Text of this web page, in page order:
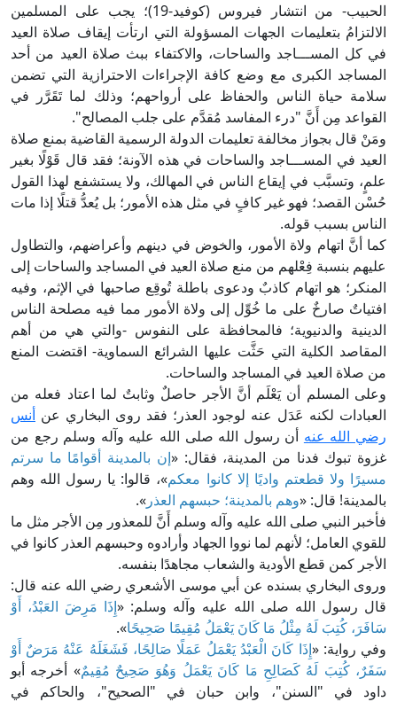
الحبيب- من انتشار فيروس (كوفيد-19)؛ يجب على المسلمين
الالتزامُ بتعليمات الجهات المسؤولة التي ارتأت إيقاف صلاة العيد
في كل المســـاجد والساحات، والاكتفاء ببث صلاة العيد من أحد
المساجد الكبرى مع وضع كافة الإجراءات الاحترازية التي تضمن
سلامة حياة الناس والحفاظ على أرواحهم؛ وذلك لما تَقَرَّر في
القواعد مِن أَنَّ "درء المفاسد مُقدَّم على جلب المصالح".
ومَنْ قال بجواز مخالفة تعليمات الدولة الرسمية القاضية بمنع صلاة
العيد في المســـاجد والساحات في هذه الآونة؛ فقد قال قَوْلًا بغير
علمٍ، وتسبَّب في إيقاع الناس في المهالك، ولا يستشفع لهذا القول
حُسْن القصد؛ فهو غير كافٍ في مثل هذه الأمور؛ بل يُعدُّ قتلًا إذا مات
الناس بسبب قوله.
كما أنَّ اتهام ولاة الأمور، والخوض في دينهم وأعراضهم، والتطاول
عليهم بنسبة فِعْلهم من منع صلاة العيد في المساجد والساحات إلى
المنكر؛ هو اتهام كاذبٌ ودعوى باطلة تُوقِع صاحبها في الإثم، وفيه
افتياتٌ صارخٌ على ما خُوِّل إلى ولاة الأمور مما فيه مصلحة الناس
الدينية والدنيوية؛ فالمحافظة على النفوس -والتي هي من أهم
المقاصد الكلية التي حَثَّت عليها الشرائع السماوية- اقتضت المنع
من صلاة العيد في المساجد والساحات.
وعلى المسلم أن يَعْلَم أنَّ الأجر حاصلٌ وثابتٌ لما اعتاد فعله من
العبادات لكنه عَدَل عنه لوجود العذر؛ فقد روى البخاري عن أنس
رضي الله عنه أن رسول الله صلى الله عليه وآله وسلم رجع من
غزوة تبوك فدنا من المدينة، فقال: «إن بالمدينة أقوامًا ما سرتم
مسيرًا ولا قطعتم واديًا إلا كانوا معكم»، قالوا: يا رسول الله وهم
بالمدينة! قال: «وهم بالمدينة؛ حبسهم العذر ».
فأخبر النبي صلى الله عليه وآله وسلم أَنَّ للمعذور مِن الأجر مثل ما
للقوي العامل؛ لأنهم لما نووا الجهاد وأرادوه وحبسهم العذر كانوا في
الأجر كمن قطع الأودية والشعاب مجاهدًا بنفسه.
وروى البخاري بسنده عن أبي موسى الأشعري رضي الله عنه قال:
قال رسول الله صلى الله عليه وآله وسلم: «إِذَا مَرِضَ العَبْدُ، أَوْ
سَافَرَ، كُتِبَ لَهُ مِثْلُ مَا كَانَ يَعْمَلُ مُقِيمًا صَحِيحًا».
وفي رواية: «إِذَا كَانَ الْعَبْدُ يَعْمَلُ عَمَلًا صَالِحًا، فَشَغَلَهُ عَنْهُ مَرَضٌ أَوْ
سَفَرٌ، كُتِبَ لَهُ كَصَالِحِ مَا كَانَ يَعْمَلُ وَهُوَ صَحِيحٌ مُقِيمٌ» أخرجه أبو
داود في "السنن"، وابن حبان في "الصحيح"، والحاكم في